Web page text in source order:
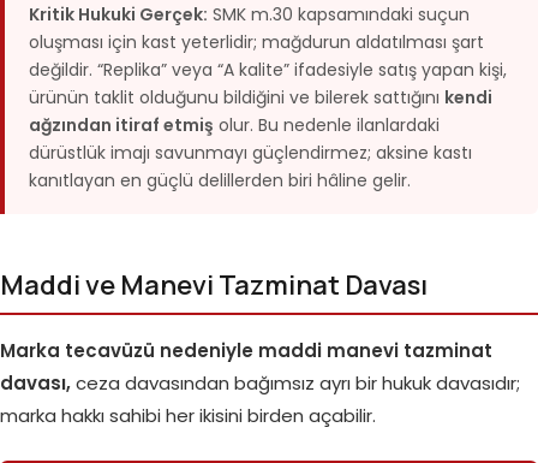
Kritik Hukuki Gerçek: SMK m.30 kapsamındaki suçun
oluşması için kast yeterlidir; mağdurun aldatılması şart
değildir. “Replika” veya “A kalite” ifadesiyle satış yapan kişi,
ürünün taklit olduğunu bildiğini ve bilerek sattığını kendi
ağzından itiraf etmiş olur. Bu nedenle ilanlardaki
dürüstlük imajı savunmayı güçlendirmez; aksine kastı
kanıtlayan en güçlü delillerden biri hâline gelir.
Maddi ve Manevi Tazminat Davası
Marka tecavüzü nedeniyle maddi manevi tazminat
davası,ceza davasından bağımsız ayrı bir hukuk davasıdır;
marka hakkı sahibi her ikisini birden açabilir.